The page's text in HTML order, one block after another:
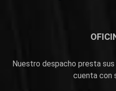
Nuestro despacho presta
cuenta con